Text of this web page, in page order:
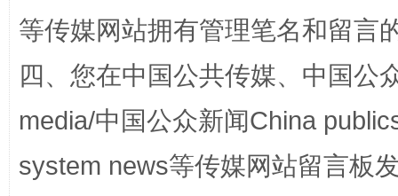
完善运行机制助力责任有效落实 一纸欠
等传媒网站拥有管理笔名和留言
四、您在中国公共传媒、中国公
media/中国公众新闻China
system news等传媒网站留言板